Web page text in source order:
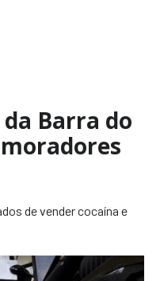
Barra do
de vender cocaína e